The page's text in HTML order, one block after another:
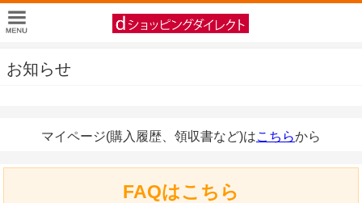
お知らせ
マイページ(購入履歴、領収書など)はこちらから
FAQはこちら